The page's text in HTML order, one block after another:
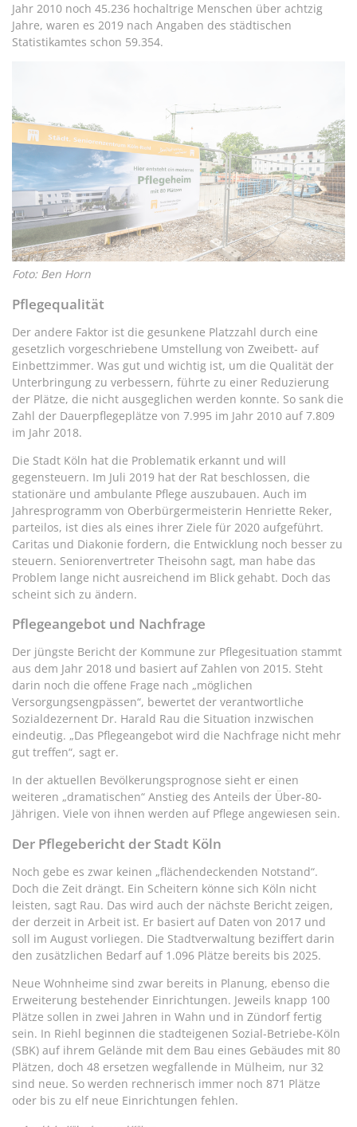
Jahr 2010 noch 45.236 hochaltrige Menschen über achtzig
Jahre, waren es 2019 nach Angaben des städtischen
Statistikamtes schon 59.354.
Foto: Ben Horn
Pflegequalität
Der andere Faktor ist die gesunkene Platzzahl durch eine
gesetzlich vorgeschriebene Umstellung von Zweibett- auf
Einbettzimmer. Was gut und wichtig ist, um die Qualität der
Unterbringung zu verbessern, führte zu einer Reduzierung
der Plätze, die nicht ausgeglichen werden konnte. So sank die
Zahl der Dauerpflegeplätze von 7.995 im Jahr 2010 auf 7.809
im Jahr 2018.
Die Stadt Köln hat die Problematik erkannt und will
gegensteuern. Im Juli 2019 hat der Rat beschlossen, die
stationäre und ambulante Pflege auszubauen. Auch im
Jahresprogramm von Oberbürgermeisterin Henriette Reker,
parteilos, ist dies als eines ihrer Ziele für 2020 aufgeführt.
Caritas und Diakonie fordern, die Entwicklung noch besser zu
steuern. Seniorenvertreter Theisohn sagt, man habe das
Problem lange nicht ausreichend im Blick gehabt. Doch das
scheint sich zu ändern.
Pflegeangebot und Nachfrage
Der jüngste Bericht der Kommune zur Pflegesituation stammt
aus dem Jahr 2018 und basiert auf Zahlen von 2015. Steht
darin noch die offene Frage nach „möglichen
Versorgungsengpässen“, bewertet der verantwortliche
Sozialdezernent Dr. Harald Rau die Situation inzwischen
eindeutig. „Das Pflegeangebot wird die Nachfrage nicht mehr
gut treffen“, sagt er.
In der aktuellen Bevölkerungsprognose sieht er einen
weiteren „dramatischen“ Anstieg des Anteils der Über-80-
Jährigen. Viele von ihnen werden auf Pflege angewiesen sein.
Der Pflegebericht der Stadt Köln
Noch gebe es zwar keinen „flächendeckenden Notstand“.
Doch die Zeit drängt. Ein Scheitern könne sich Köln nicht
leisten, sagt Rau. Das wird auch der nächste Bericht zeigen,
der derzeit in Arbeit ist. Er basiert auf Daten von 2017 und
soll im August vorliegen. Die Stadtverwaltung beziffert darin
den zusätzlichen Bedarf auf 1.096 Plätze bereits bis 2025.
Neue Wohnheime sind zwar bereits in Planung, ebenso die
Erweiterung bestehender Einrichtungen. Jeweils knapp 100
Plätze sollen in zwei Jahren in Wahn und in Zündorf fertig
sein. In Riehl beginnen die stadteigenen Sozial-Betriebe-Köln
(SBK) auf ihrem Gelände mit dem Bau eines Gebäudes mit 80
Plätzen, doch 48 ersetzen wegfallende in Mülheim, nur 32
sind neue. So werden rechnerisch immer noch 871 Plätze
oder bis zu elf neue Einrichtungen fehlen.